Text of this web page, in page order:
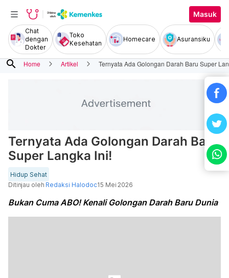
Masuk
Chat
dengan
Dokter
Toko
Kesehatan
Homecare Asuransiku
search Home Artikel Ternyata Ada Golongan Darah Baru Super
Ternyata Ada Golongan Darah Baru
Super Langka Ini!
Hidup Sehat
Ditinjau oleh Redaksi Halodoc15 Mei 2026
Bukan Cuma ABO! Kenali Golongan Darah Baru Dunia